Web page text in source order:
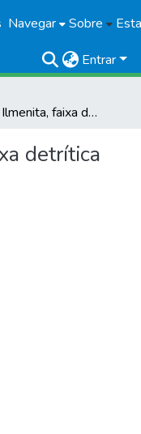
Navegar Sobre
Entrar
Prospecto Ilmenita, faixa detrítica costeira: relatório final
detrítica